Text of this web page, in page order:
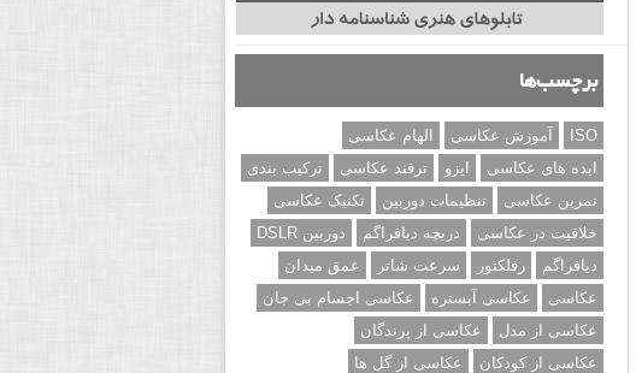
برچسب‌ها
ISO آموزش عکاسی
الهام عکاسی
ایده های عکاسی
ایزو ترفند عکاسی
ترکیب بندی
تمرین عکاسی
تنظیمات دوربین
تکنیک عکاسی
خلاقیت در عکاسی
دریچه دیافراگم
دوربین DSLR
دیافراگم
رفلکتور سرعت شاتر
عمق میدان
عکاسی
عکاسی آبستره
عکاسی اجسام بی جان
عکاسی از مدل
عکاسی از پرندگان
عکاسی از کودکان
عکاسی از گل ها